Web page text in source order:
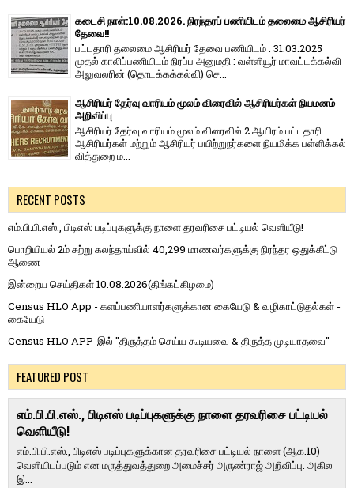
கடைசி நாள்:10.08.2026. நிரந்தரப் பணியிடம் தலைமை ஆசிரியர்
தேவை!!
பட்டதாரி தலைமை ஆசிரியர் தேவை பணியிடம் : 31.03.2025
முதல் காலிப்பணியிடம் நிரப்ப அனுமதி : வள்ளியூர் மாவட்டக்கல்வி
அலுவலரின் (தொடக்கக்கல்வி) செ...
ஆசிரியர் தேர்வு வாரியம் மூலம் விரைவில் ஆசிரியர்கள் நியமனம்
அறிவிப்பு
ஆசிரியர் தேர்வு வாரி​யம் மூலம் விரை​வில் 2 ஆயிரம் பட்​ட​தாரி
ஆசிரியர்​கள் மற்​றும் ஆசிரியர் பயிற்றுநர்​களை நியமிக்க பள்​ளிக்​கல்​
வித்​துறை ம...
RECENT POSTS
எம்.பி.பி.எஸ்., பிடிஎஸ் படிப்புகளுக்கு நாளை தரவரிசை பட்டியல் வெளியீடு!
பொறியியல் 2ம் சுற்று கலந்தாய்வில் 40,299 மாணவர்களுக்கு நிரந்தர ஒதுக்கீட்டு
ஆணை
இன்றைய செய்திகள் 10.08.2026(திங்கட்கிழமை)
Census HLO App - களப்பணியாளர்களுக்கான கையேடு & வழிகாட்டுதல்கள் -
கையேடு
Census HLO APP-இல் "திருத்தம் செய்ய கூடியவை & திருத்த முடியாதவை"
FEATURED POST
எம்.பி.பி.எஸ்., பிடிஎஸ் படிப்புகளுக்கு நாளை தரவரிசை பட்டியல்
வெளியீடு!
எம்.பி.பி.எஸ்., பிடிஎஸ் படிப்புகளுக்கான தரவரிசை பட்டியல் நாளை (ஆக.10)
வெளியிடப்படும் என மருத்துவத்துறை அமைச்சர் அருண்ராஜ் அறிவிப்பு. அகில
இ...